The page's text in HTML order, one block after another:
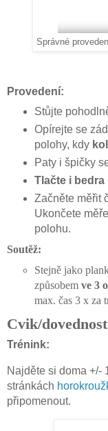
Správné
Provedení:
Stůjte
Opírejte se
polohy, kdy
Paty i špičky
Tlačte i bedra
Začněte měřit
Ukončete
polohu.
Soutěž:
Stejně jako
způsobem ve 3
max. čas 3 x za
Cvik/
Trénink:
Najděte si doma +/-
stránkách
připomenout.